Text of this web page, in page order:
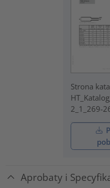
Strona
2_1_269-
Aprobaty i